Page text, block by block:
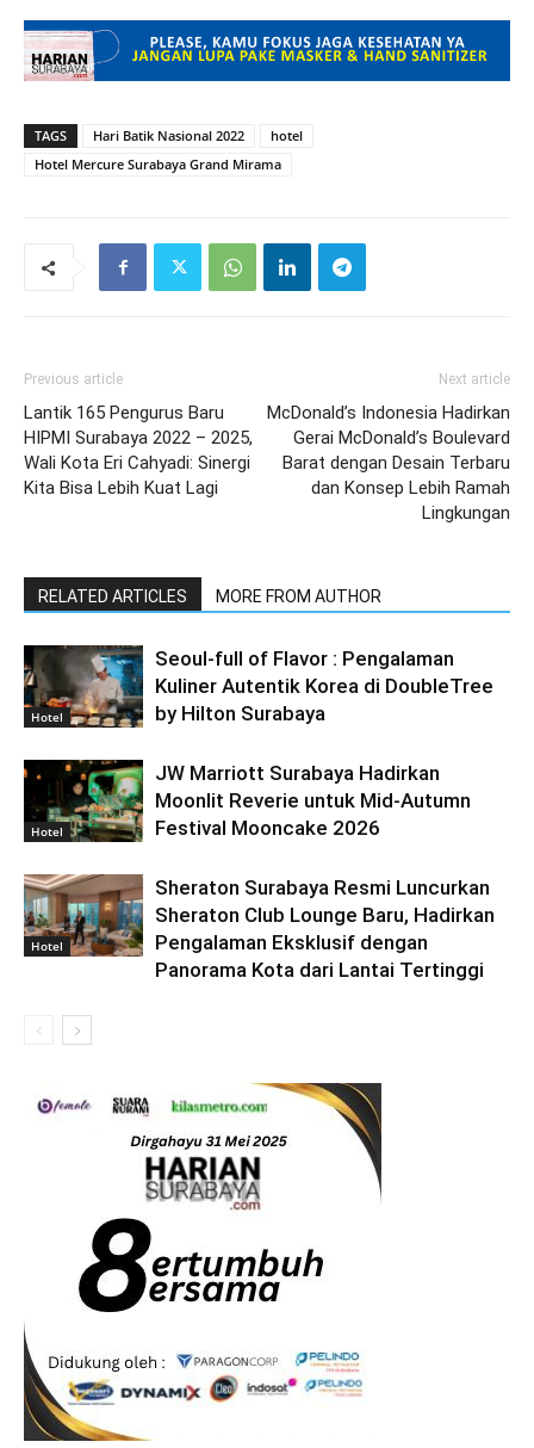
TAGS Hari Batik Nasional 2022
hotel
Hotel Mercure Surabaya Grand Mirama
Previous article
Lantik 165 Pengurus Baru
HIPMI Surabaya 2022 – 2025,
Wali Kota Eri Cahyadi: Sinergi
Kita Bisa Lebih Kuat Lagi
Next article
McDonald’s Indonesia Hadirkan
Gerai McDonald’s Boulevard
Barat dengan Desain Terbaru
dan Konsep Lebih Ramah
Lingkungan
RELATED ARTICLES MORE FROM AUTHOR
Hotel
Seoul-full of Flavor : Pengalaman
Kuliner Autentik Korea di DoubleTree
by Hilton Surabaya
Hotel
JW Marriott Surabaya Hadirkan
Moonlit Reverie untuk Mid-Autumn
Festival Mooncake 2026
Hotel
Sheraton Surabaya Resmi Luncurkan
Sheraton Club Lounge Baru, Hadirkan
Pengalaman Eksklusif dengan
Panorama Kota dari Lantai Tertinggi